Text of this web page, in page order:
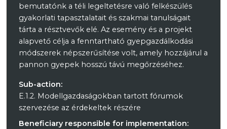
bemutatónk a téli legeltetésre való felkészülés
gyakorlati tapasztalatait és szakmai tanulságait
tárta a résztvevők elé. Az esemény és a projekt
alapvető célja a fenntartható gyepgazdálkodási
módszerek népszerűsítése volt, amely hozzájárul a
pannon gyepek hosszú távú megőrzéséhez.
Sub-action:
E.1.2. Modellgazdaságokban tartott fórumok
szervezése az érdekeltek részére
Beneficiary responsible for implementation: